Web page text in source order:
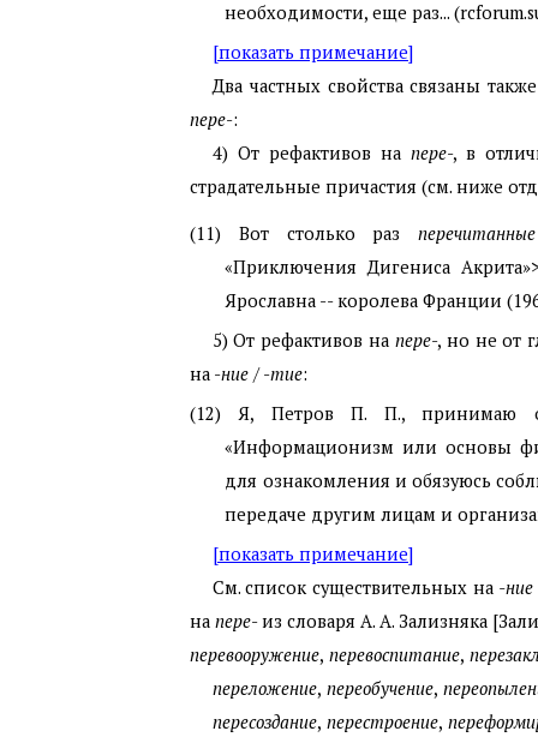
необходимости, еще раз...
[показать примечание]
Два частных свойства связаны
пере-:
4) От рефактивов на пере-, в
страдательные причастия (см. ниже
(11) Вот столько разперечитанные
«Приключения Дигениса
Ярославна -- королева Франции
5) От рефактивов на пере-, но не от
на -ние / -тие:
(12) Я, Петров П. П., принимаю
«Информационизм или основы
для ознакомления и обязуюсь
передаче другим лицам и
[показать примечание]
См. список существительных на -ние
на пере- из словаря А. А. Зализняка
перевооружение, перевоспитание,
переложение, переобучение,
пересоздание, перестроение,